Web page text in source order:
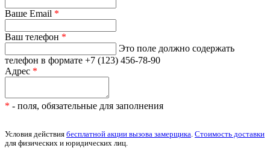
Ваше Email *
Ваш телефон *
Это поле должно содержать
телефон в формате +7 (123) 456-78-90
Адрес *
* - поля, обязательные для заполнения
Условия действия бесплатной акции вызова замерщика Стоимость доставки
для физических и юридических лиц.